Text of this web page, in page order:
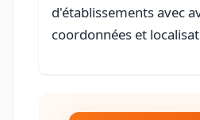
d'établissements avec
coordonnées et